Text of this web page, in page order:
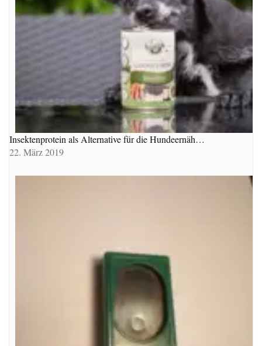
Insektenprotein als Alternative für die Hundeernäh…
22. März 2019